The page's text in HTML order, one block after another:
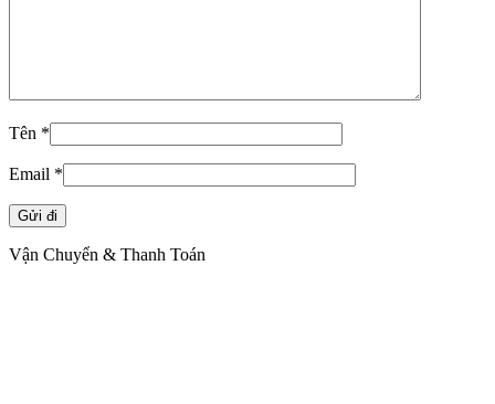
Tên *
Email *
Vận Chuyển & Thanh Toán